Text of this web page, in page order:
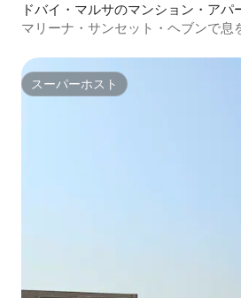
ドバイ・マルサのマンション・アパ
マリーナ・サンセット・ヘブンで息
スーパーホスト
スーパーホスト